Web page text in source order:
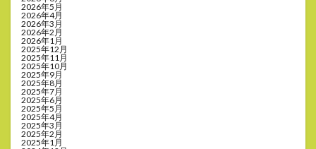
2026年5月
2026年4月
2026年3月
2026年2月
2026年1月
2025年12月
2025年11月
2025年10月
2025年9月
2025年8月
2025年7月
2025年6月
2025年5月
2025年4月
2025年3月
2025年2月
2025年1月